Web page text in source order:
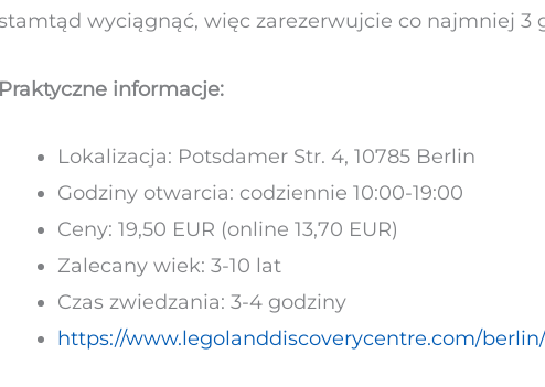
wyciągnąć, więc zarezerwujcie co najmniej 3
Praktyczne informacje:
Lokalizacja: Potsdamer Str. 4, 10785 Berlin
Godziny otwarcia: codziennie 10:00-19:00
Ceny: 19,50 EUR (online 13,70 EUR)
Zalecany wiek: 3-10 lat
Czas zwiedzania: 3-4 godziny
https://www.legolanddiscoverycentre.com/